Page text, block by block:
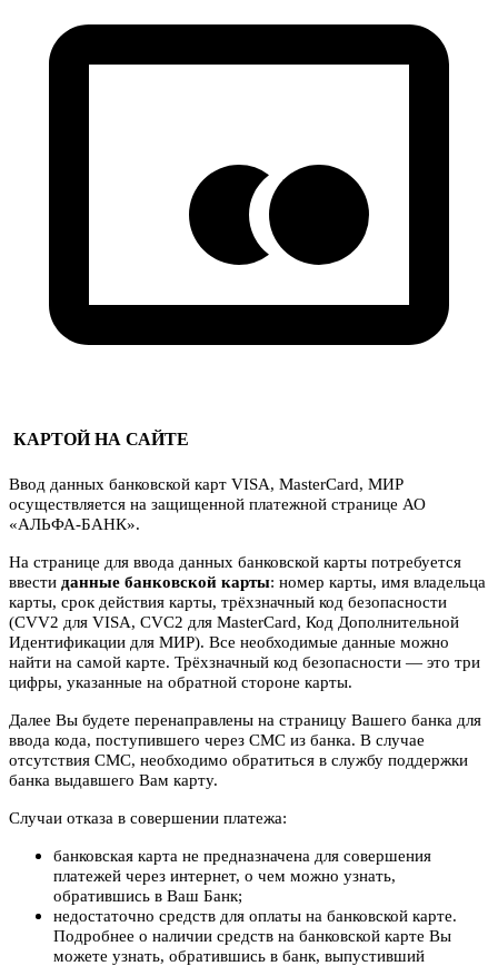
КАРТОЙ НА САЙТЕ
Ввод данных банковской карт VISA, MasterCard, МИР
осуществляется на защищенной платежной странице АО
«АЛЬФА-БАНК».
На странице для ввода данных банковской карты потребуется
ввести данные банковской карты: номер карты, имя владельца
карты, срок действия карты, трёхзначный код безопасности
(CVV2 для VISA, CVC2 для MasterCard, Код Дополнительной
Идентификации для МИР). Все необходимые данные можно
найти на самой карте. Трёхзначный код безопасности — это три
цифры, указанные на обратной стороне карты.
Далее Вы будете перенаправлены на страницу Вашего банка для
ввода кода, поступившего через СМС из банка. В случае
отсутствия СМС, необходимо обратиться в службу поддержки
банка выдавшего Вам карту.
Случаи отказа в совершении платежа:
банковская карта не предназначена для совершения
платежей через интернет, о чем можно узнать,
обратившись в Ваш Банк;
недостаточно средств для оплаты на банковской карте.
Подробнее о наличии средств на банковской карте Вы
можете узнать, обратившись в банк, выпустивший